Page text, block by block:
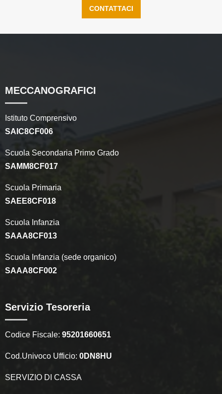
CONTATTACI
MECCANOGRAFICI
Istituto Comprensivo
SAIC8CF006
Scuola Secondaria Primo Grado
SAMM8CF017
Scuola Primaria
SAEE8CF018
Scuola Infanzia
SAAA8CF013
Scuola Infanzia (sede organico)
SAAA8CF002
Servizio Tesoreria
Codice Fiscale: 95201660651
Cod.Univoco Ufficio: 0DN8HU
SERVIZIO DI CASSA